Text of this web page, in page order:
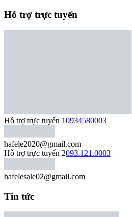
Hỗ trợ trực tuyến
Hỗ trợ trực tuyến 10934580003
hafele2020@gmail.com
Hỗ trợ trực tuyến 2093.121.0003
hafelesale02@gmail.com
Tin tức